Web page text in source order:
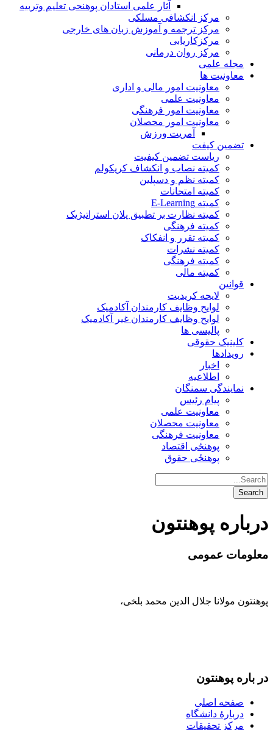
آثار علمی استادان پوهنحی تعلیم وتربیه
مرکز انکشافی مسلکی
مرکز ترجمه و آموزش زبان های خارجی
مرکزکاریابی
مرکز روان درمانی
مجله علمی
معاونیت ها
معاونیت امور مالی و اداری
معاونیت علمی
معاونیت امور فرهنگی
معاونیت امور محصلان
آمریت ورزش
تضمین کیفت
ریاست تضمین کیفیت
کمیته نصاب و انکشاف کریکولم
کمیته نظم و دسپلین
کمیته امتحانات
کمیته E-Learning
کمیته نظارت بر تطبیق پلان استراتیژیک
کمیته فرهنگی
کمیته تقرر و انفکاک
کمیته نشرات
کمیته فرهنگی
کمیته مالی
قوانین
لایحه کریدیت
لوایح وظایف کارمندان آکادمیک
لوایح وظایف کارمندان غیر آکادمیک
پالیسی ها
کلینیک حقوقی
رویدادها
اخبار
اطلاعیه
نمایندگی سمنگان
پیام رئیس
معاونیت علمی
معاونیت محصلان
معاونیت فرهنگی
پوهنځی اقتصاد
پوهنځی حقوق
درباره پوهنتون
معلومات عمومی
پوهنتون مولانا جلال الدین محمد بلخی،
در باره‌ پوهنتون
صفحه اصلی
دربارۀ‌ دانشگاه
مرکز تحقیقات